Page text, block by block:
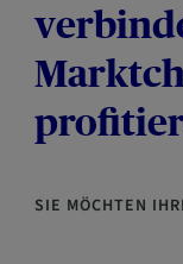
SIE MÖCHTEN